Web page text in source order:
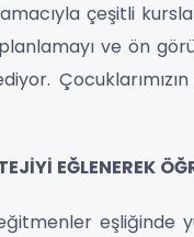
çeşitli
ve ön
EĞLENEREK
eşliğinde